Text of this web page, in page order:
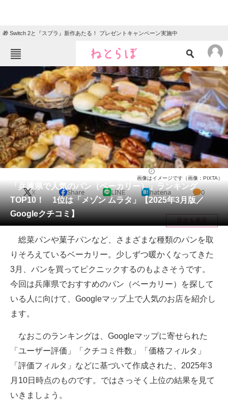
🎁 Switch 2と『スプラ』新作あたる！ プレゼントキャンペーン実施中
ねとらぼメニュー
TOP ニュース
エンタメ クイズ
グルメ 地域
住まい 教育・育児
動物 リサーチ
会員記事
メディア
注目記事を集めた総合ページ
ITの今と未来を見通す
スマホと通信の最新トレンド
進化するPCとデバイスの未来
好きが集まる 比べて選べる
ビジネスと働き方のヒント
企業ITのトレンドを詳説
「兵庫県で人気のパン（ベーカリー）」ランキング
TOP10！ 1位は「メゾン ムラタ」【2025年3月版／
Googleクチコミ】
画像はイメージです（画像：PIXTA）
X Share LINE hatena 0
目次を表示
総菜パンや菓子パンなど、さまざまな種類のパンを取
りそろえているベーカリー。少しずつ暖かくなってきた
3月、パンを買ってピクニックするのもよさそうです。
今回は兵庫県でおすすめのパン（ベーカリー）を探して
いる人に向けて、Googleマップ上で人気のお店を紹介し
ます。
なおこのランキングは、Googleマップに寄せられた
「ユーザー評価」「クチコミ件数」「価格フィルタ」
「評価フィルタ」などに基づいて作成された、2025年3
月10日時点のものです。ではさっそく上位の結果を見て
いきましょう。